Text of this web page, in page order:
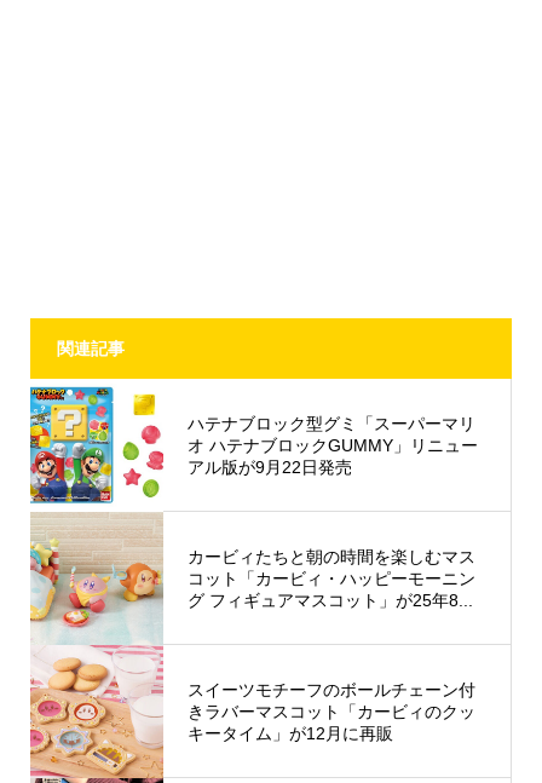
関連記事
ハテナブロック型グミ「スーパーマリ
オ ハテナブロックGUMMY」リニュー
アル版が9月22日発売
カービィたちと朝の時間を楽しむマス
コット「カービィ・ハッピーモーニン
グ フィギュアマスコット」が25年8...
スイーツモチーフのボールチェーン付
きラバーマスコット「カービィのクッ
キータイム」が12月に再販